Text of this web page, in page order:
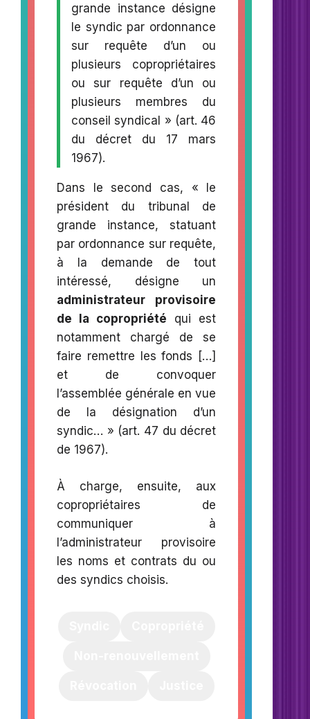
grande instance désigne
le syndic par ordonnance
sur requête d’un ou
plusieurs copropriétaires
ou sur requête d’un ou
plusieurs membres du
conseil syndical » (art. 46
du décret du 17 mars
1967).
Dans le second cas, « le
président du tribunal de
grande instance, statuant
par ordonnance sur requête,
à la demande de tout
intéressé, désigne un
administrateur provisoire
de la copropriété qui est
notamment chargé de se
faire remettre les fonds […]
et de convoquer
l’assemblée générale en vue
de la désignation d’un
syndic… » (art. 47 du décret
de 1967).
À charge, ensuite, aux
copropriétaires de
communiquer à
l’administrateur provisoire
les noms et contrats du ou
des syndics choisis.